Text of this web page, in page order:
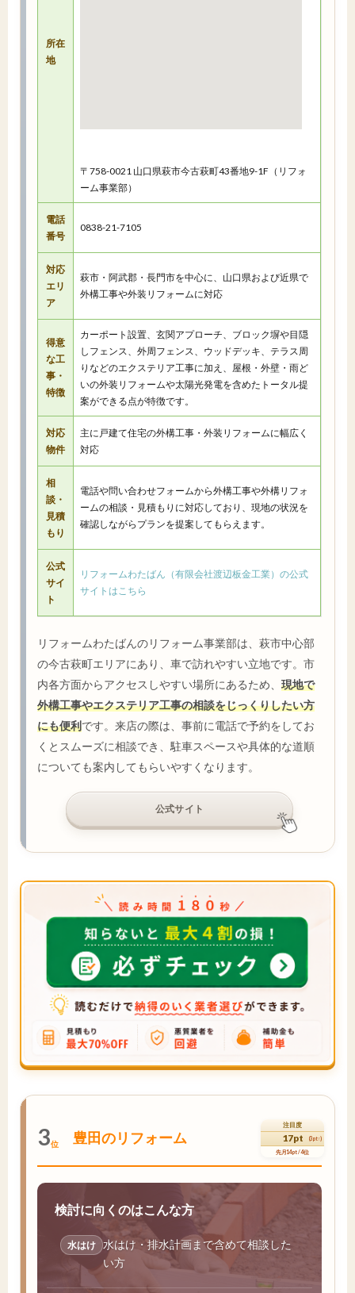
所在
地
〒758-0021 山口県萩市今古萩町43番地9-1F（リフォ
ーム事業部）
電話
番号
0838-21-7105
対応
エリ
ア
萩市・阿武郡・長門市を中心に、山口県および近県で
外構工事や外装リフォームに対応
得意
な工
事・
特徴
カーポート設置、玄関アプローチ、ブロック塀や目隠
しフェンス、外周フェンス、ウッドデッキ、テラス周
りなどのエクステリア工事に加え、屋根・外壁・雨ど
いの外装リフォームや太陽光発電を含めたトータル提
案ができる点が特徴です。
対応
物件
主に戸建て住宅の外構工事・外装リフォームに幅広く
対応
相
談・
見積
もり
電話や問い合わせフォームから外構工事や外構リフォ
ームの相談・見積もりに対応しており、現地の状況を
確認しながらプランを提案してもらえます。
公式
サイ
ト
リフォームわたばん（有限会社渡辺板金工業）の公式
サイトはこちら
リフォームわたばんのリフォーム事業部は、萩市中心部
の今古萩町エリアにあり、車で訪れやすい立地です。市
内各方面からアクセスしやすい場所にあるため、 現地で
外構工事やエクステリア工事の相談をじっくりしたい方
にも便利です。来店の際は、事前に電話で予約をしてお
くとスムーズに相談でき、駐車スペースや具体的な道順
についても案内してもらいやすくなります。
公式サイト
3位 豊田のリフォーム
注目度
17pt (3pt↑)
先月14pt / 4位
検討に向くのはこんな方
水はけ 水はけ・排水計画まで含めて相談した
い方